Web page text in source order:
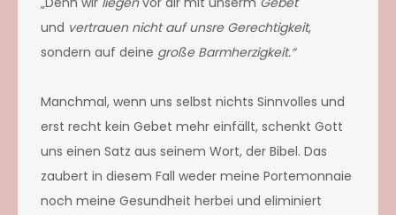
und vertrauen nicht auf unsre Gerechtigkeit,
sondern auf deine große Barmherzigkeit.“
Manchmal, wenn uns selbst nichts Sinnvolles und
erst recht kein Gebet mehr einfällt, schenkt Gott
uns einen Satz aus seinem Wort, der Bibel. Das
zaubert in diesem Fall weder meine Portemonnaie
noch meine Gesundheit herbei und eliminiert